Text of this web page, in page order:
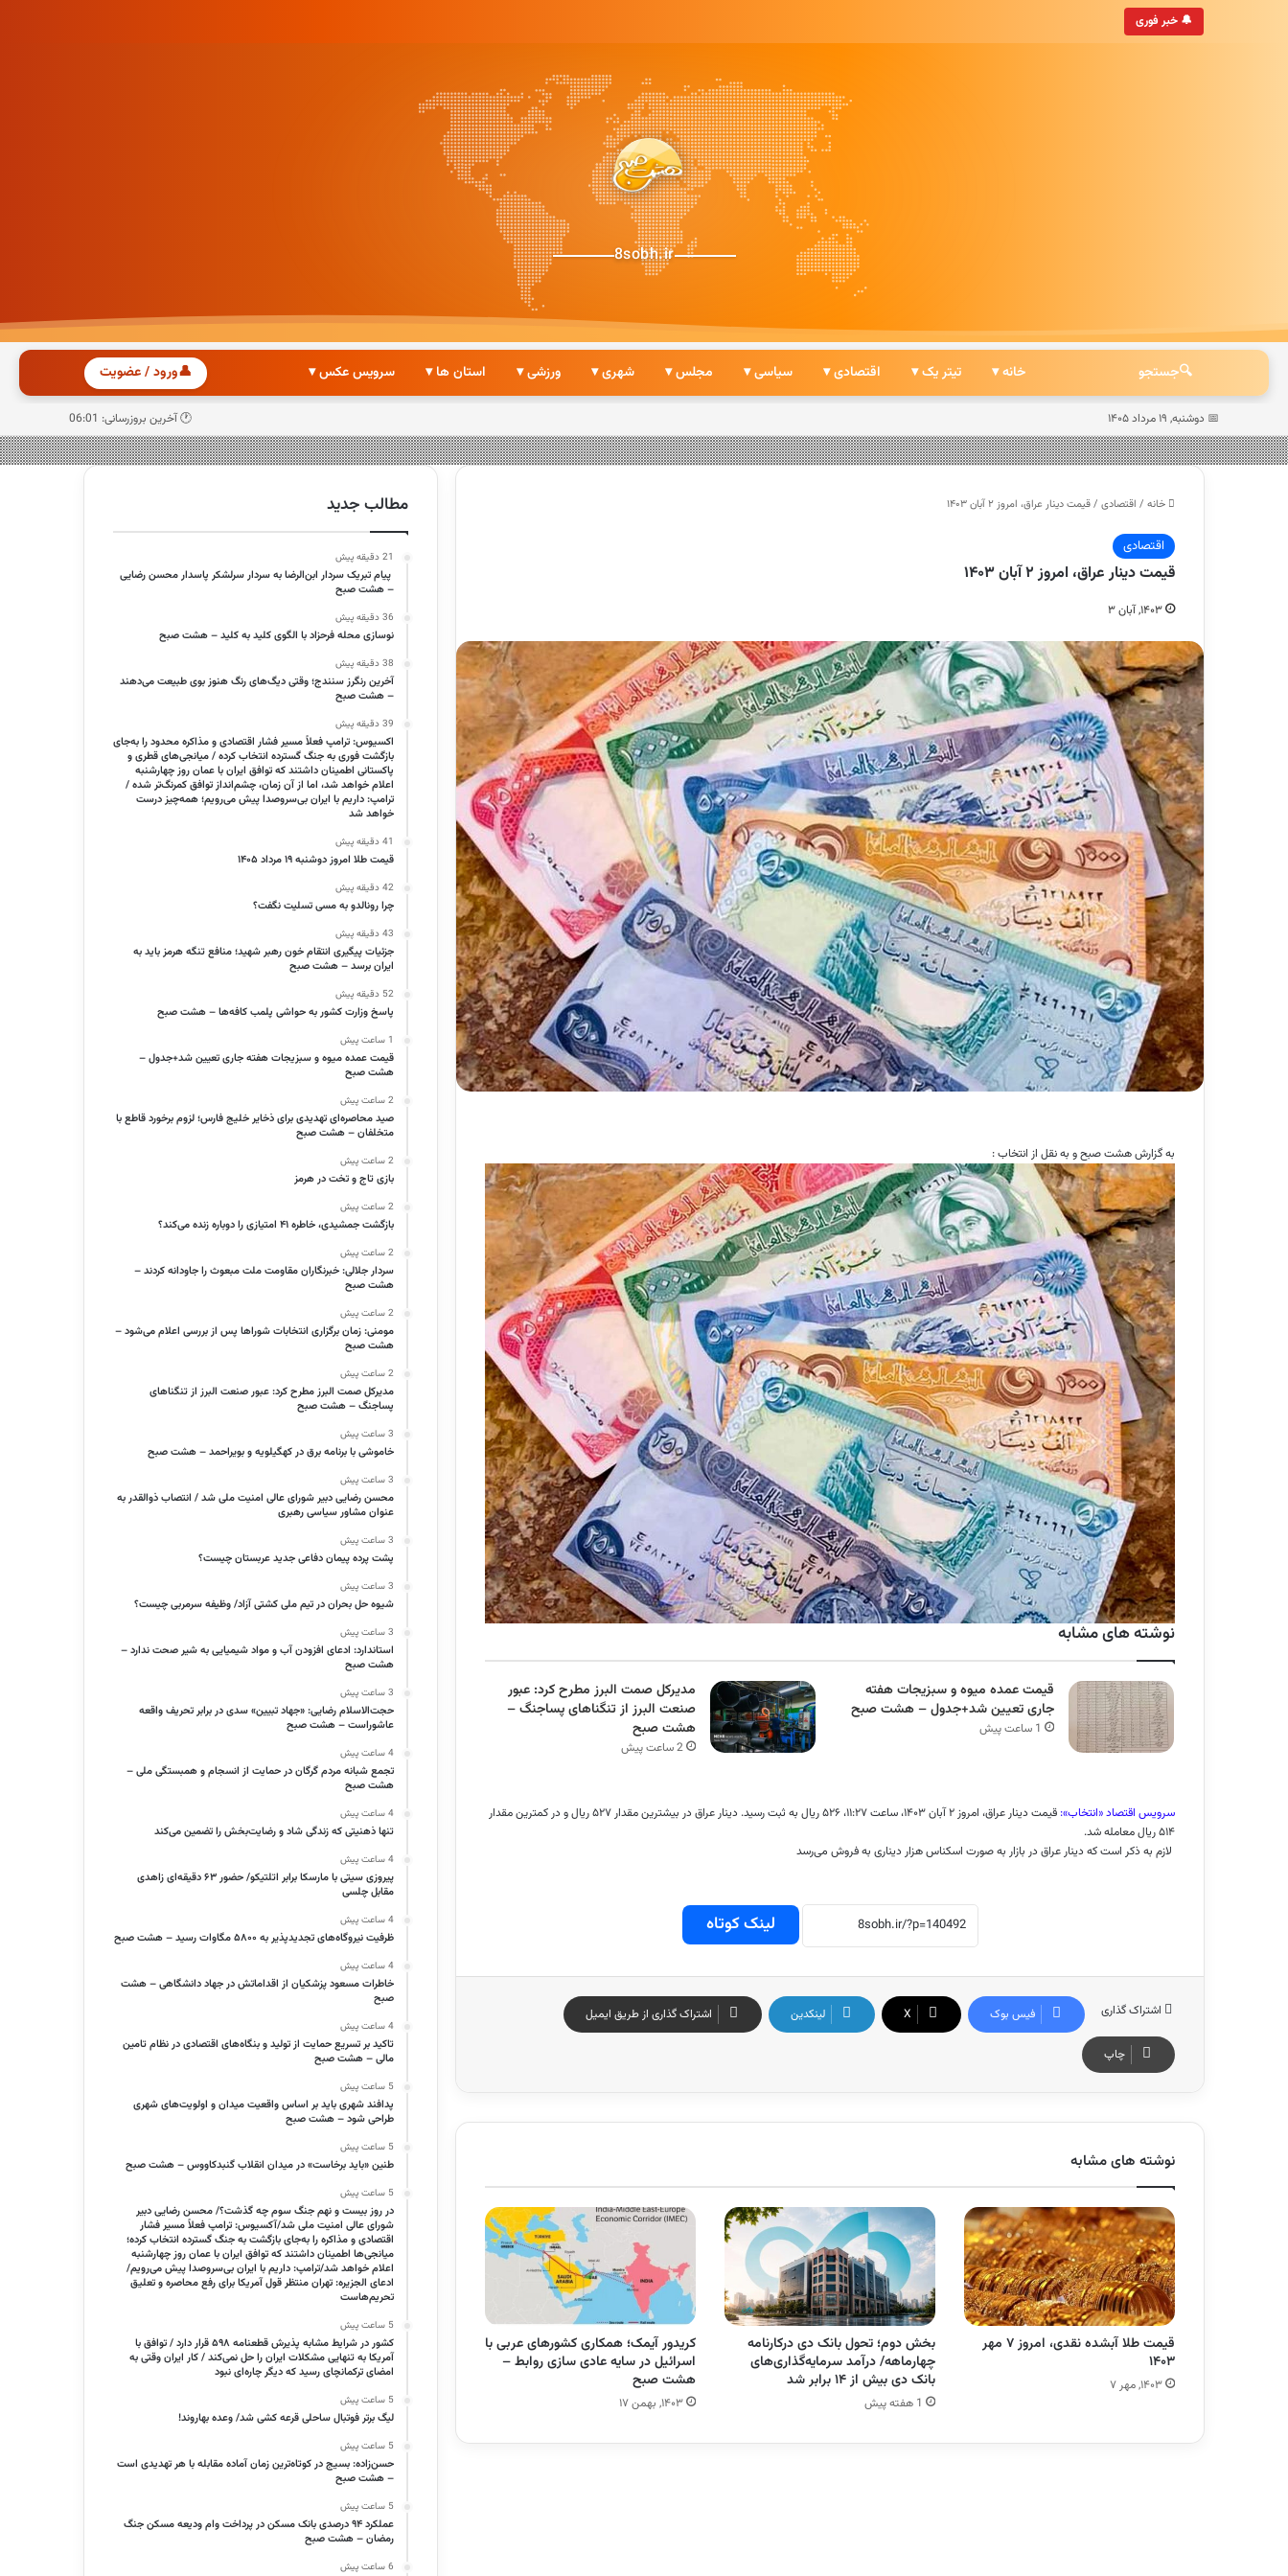
🔔 خبر فوری
• به‌روزترین خبرگزاری ایرانی
8sobh.ir
🔍جستجو خانه ▾ تیتر یک ▾ اقتصادی ▾ سیاسی ▾ مجلس ▾ شهری ▾ ورزشی ▾ استان ها ▾ سرویس عکس ▾ 👤ورود / عضویت
📅 دوشنبه, ۱۹ مرداد ۱۴۰۵ 🕐 آخرین بروزرسانی: 06:01
خانه / اقتصادی /قیمت دینار عراق، امروز ۲ آبان ۱۴۰۳
اقتصادی
قیمت دینار عراق، امروز ۲ آبان ۱۴۰۳
۱۴۰۳, آبان ۳
به گزارش هشت صبح و به نقل از انتخاب :
نوشته های مشابه
قیمت عمده میوه و سبزیجات هفته
جاری تعیین شد+جدول – هشت صبح
1 ساعت پیش
مدیرکل صمت البرز مطرح کرد: عبور
صنعت البرز از تنگناهای پساجنگ –
هشت صبح
2 ساعت پیش
سرویس اقتصاد «انتخاب»:
قیمت دینار عراق، امروز ۲ آبان ۱۴۰۳، ساعت ۱۱:۲۷، ۵۲۶ ریال به ثبت رسید. دینار عراق در بیشترین مقدار ۵۲۷ ریال و در کمترین مقدار
۵۱۴ ریال معامله شد.
لازم به ذکر است که دینار عراق در بازار به صورت اسکناس هزار دیناری به فروش می‌رسد
لینک کوتاه
اشتراک گذاری فیس بوک X لینکدین اشتراک گذاری از طریق ایمیل
چاپ
نوشته های مشابه
قیمت طلا آبشده نقدی، امروز ۷ مهر
۱۴۰۳
۱۴۰۳, مهر ۷
بخش دوم؛ تحول بانک دی درکارنامه
چهارماهه/ درآمد سرمایه‌گذاری‌های
بانک دی بیش از ۱۴ برابر شد
1 هفته پیش
کریدور آیمک؛ همکاری کشورهای عربی با
اسرائیل در سایه عادی سازی روابط –
هشت صبح
۱۴۰۳, بهمن ۱۷
مطالب جدید
21 دقیقه پیش
پیام تبریک سردار ابن‌الرضا به سردار سرلشکر پاسدار محسن رضایی
– هشت صبح
36 دقیقه پیش
نوسازی محله فرحزاد با الگوی کلید به ‌کلید – هشت صبح
38 دقیقه پیش
آخرین رنگرز سنندج؛ وقتی دیگ‌های رنگ هنوز بوی طبیعت می‌دهند
– هشت صبح
39 دقیقه پیش
اکسیوس: ترامپ فعلاً مسیر فشار اقتصادی و مذاکره محدود را به‌جای
بازگشت فوری به جنگ گسترده انتخاب کرده / میانجی‌های قطری و
پاکستانی اطمینان داشتند که توافق ایران با عمان روز چهارشنبه
اعلام خواهد شد، اما از آن زمان، چشم‌انداز توافق کمرنگ‌تر شده /
ترامپ: داریم با ایران بی‌سروصدا پیش می‌رویم؛ همه‌چیز درست
خواهد شد
41 دقیقه پیش
قیمت طلا امروز دوشنبه ۱۹ مرداد ۱۴۰۵
42 دقیقه پیش
چرا رونالدو به مسی تسلیت نگفت؟
43 دقیقه پیش
جزئیات پیگیری انتقام خون رهبر شهید؛ منافع تنگه هرمز باید به
ایران برسد – هشت صبح
52 دقیقه پیش
پاسخ وزارت کشور به حواشی پلمب کافه‌ها – هشت صبح
1 ساعت پیش
قیمت عمده میوه و سبزیجات هفته جاری تعیین شد+جدول –
هشت صبح
2 ساعت پیش
صید محاصره‌ای تهدیدی برای ذخایر خلیج فارس؛ لزوم برخورد قاطع با
متخلفان – هشت صبح
2 ساعت پیش
بازی تاج و تخت در هرمز
2 ساعت پیش
بازگشت جمشیدی، خاطره ۴۱ امتیازی را دوباره زنده می‌کند؟
2 ساعت پیش
سردار جلالی: خبرنگاران مقاومت ملت مبعوث را جاودانه کردند –
هشت صبح
2 ساعت پیش
مومنی: زمان برگزاری انتخابات شوراها پس از بررسی اعلام می‌شود –
هشت صبح
2 ساعت پیش
مدیرکل صمت البرز مطرح کرد: عبور صنعت البرز از تنگناهای
پساجنگ – هشت صبح
3 ساعت پیش
خاموشی با برنامه برق در کهگیلویه و بویراحمد – هشت صبح
3 ساعت پیش
محسن رضایی دبیر شورای عالی امنیت ملی شد / انتصاب ذوالقدر به
عنوان مشاور سیاسی رهبری
3 ساعت پیش
پشت پرده پیمان دفاعی جدید عربستان چیست؟
3 ساعت پیش
شیوه حل بحران‌ در تیم ملی کشتی آزاد/ وظیفه سرمربی چیست؟
3 ساعت پیش
استاندارد: ادعای افزودن آب و مواد شیمیایی به شیر صحت ندارد –
هشت صبح
3 ساعت پیش
حجت‌الاسلام رضایی: «جهاد تبیین» سدی در برابر تحریف واقعه
عاشوراست – هشت صبح
4 ساعت پیش
تجمع شبانه مردم گرگان در حمایت از انسجام و همبستگی ملی –
هشت صبح
4 ساعت پیش
تنها ذهنیتی که زندگی شاد و رضایت‌بخش را تضمین می‌کند
4 ساعت پیش
پیروزی سیتی با مارسکا برابر اتلتیکو/ حضور ۶۳ دقیقه‌ای زاهدی
مقابل چلسی
4 ساعت پیش
ظرفیت نیروگاه‌های تجدیدپذیر به ۵۸۰۰ مگاوات رسید – هشت صبح
4 ساعت پیش
خاطرات مسعود پزشکیان از اقداماتش در جهاد دانشگاهی – هشت
صبح
4 ساعت پیش
تاکید بر تسریع حمایت از تولید و بنگاه‌های اقتصادی در نظام تامین
مالی – هشت صبح
5 ساعت پیش
پدافند شهری باید بر اساس واقعیت میدان و اولویت‌های شهری
طراحی شود – هشت صبح
5 ساعت پیش
طنین «باید برخاست» در میدان انقلاب گنبدکاووس – هشت صبح
5 ساعت پیش
در روز بیست و نهم جنگ سوم چه گذشت؟/ محسن رضایی دبیر
شورای عالی امنیت ملی شد/آکسیوس: ترامپ فعلاً مسیر فشار
اقتصادی و مذاکره را به‌جای بازگشت به جنگ گسترده انتخاب کرده؛
میانجی‌ها اطمینان داشتند که توافق ایران با عمان روز چهارشنبه
اعلام خواهد شد/ترامپ: داریم با ایران بی‌سروصدا پیش می‌رویم/
ادعای الجزیره: تهران منتظر قول آمریکا برای رفع محاصره و تعلیق
تحریم‌هاست
5 ساعت پیش
کشور در شرایط مشابه پذیرش قطعنامه ۵۹۸ قرار دارد / توافق با
آمریکا به تنهایی مشکلات ایران را حل نمی‌کند / کار ایران وقتی به
امضای ترکمانچای رسید که دیگر چاره‌ای نبود
5 ساعت پیش
لیگ برتر فوتبال ساحلی قرعه کشی شد/ وعده بهاروند!
5 ساعت پیش
حسن‌زاده: بسیج در کوتاه‌ترین زمان آماده مقابله با هر تهدیدی است
– هشت صبح
5 ساعت پیش
عملکرد ۹۴ درصدی بانک مسکن در پرداخت وام ودیعه مسکن جنگ
رمضان – هشت صبح
6 ساعت پیش